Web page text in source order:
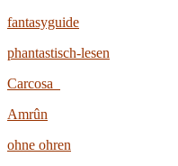
fantasyguide
phantastisch-lesen
Carcosa
Amrûn
ohne ohren